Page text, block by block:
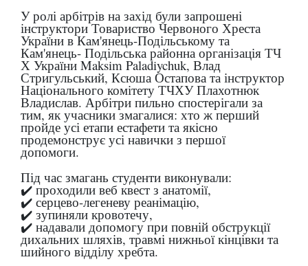
У ролі арбітрів на захід були запрошені
інструктори Товариство Червоного Хреста
України в Кам'янець-Подільському та
Кам'янець- Подільська районна організація ТЧ
Х України Maksim Paladiychuk, Влад
Стригульський, Ксюша Остапова та інструктор
Національного комітету ТЧХУ Плахотнюк
Владислав. Арбітри пильно спостерігали за
тим, як учасники змагалися: хто ж перший
пройде усі етапи естафети та якісно
продемонструє усі навички з першої
допомоги.
Під час змагань студенти виконували:
✔️ проходили веб квест з анатомії,
✔️ серцево-легеневу реанімацію,
✔️ зупиняли кровотечу,
✔️ надавали допомогу при повній обструкції
дихальних шляхів, травмі нижньої кінцівки та
шийного відділу хребта.